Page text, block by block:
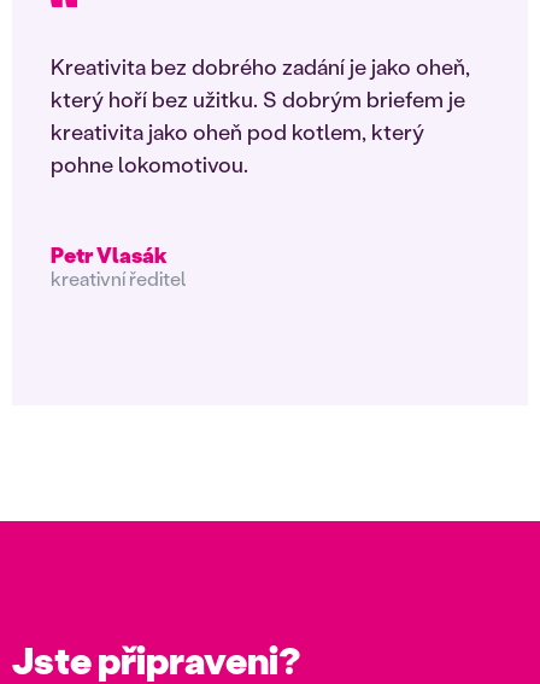
Kreativita bez dobrého zadání je jako oheň,
který hoří bez užitku. S dobrým briefem je
kreativita jako oheň pod kotlem, který
pohne lokomotivou.
Petr Vlasák
kreativní ředitel
Jste připraveni?